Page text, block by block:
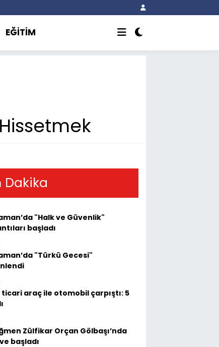
EĞİTİM
Dakika
"Halk ve Güvenlik"
başladı
"Türkü Gecesi"
araç ile otomobil çarpıştı: 5
Zülfikar Orçan Gölbaşı’nda
başladı